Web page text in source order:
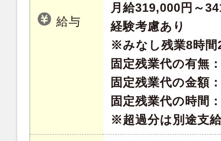
給与
月給319,000円～
経験考慮あり
※みなし残業8時間
固定残業代の有無
固定残業代の金額
固定残業代の時間
※超過分は別途支